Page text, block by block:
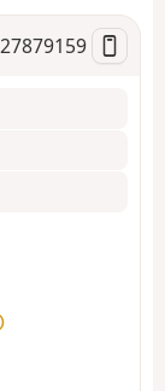
o
n
27879159